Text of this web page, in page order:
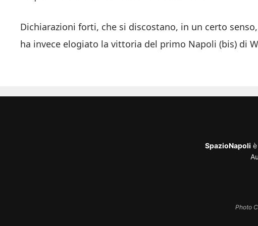
Dichiarazioni forti, che si discostano, in un certo
ha invece elogiato la vittoria del primo Napoli (bis) di
SpazioNapoli
Photo